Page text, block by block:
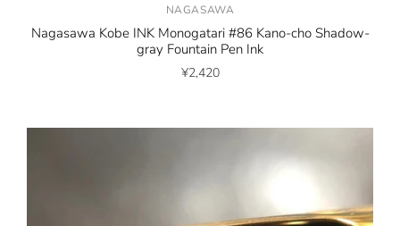
NAGASAWA
Nagasawa Kobe INK Monogatari #86 Kano-cho Shadow-
gray Fountain Pen Ink
¥2,420